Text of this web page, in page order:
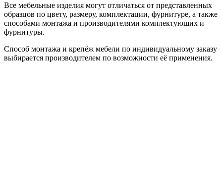
Все мебельные изделия могут отличаться от представленных
образцов по цвету, размеру, комплектации, фурнитуре, а также
способами монтажа и производителями комплектующих и
фурнитуры.
Способ монтажа и крепёж мебели по индивидуальному заказу
выбирается производителем по возможности её применения.